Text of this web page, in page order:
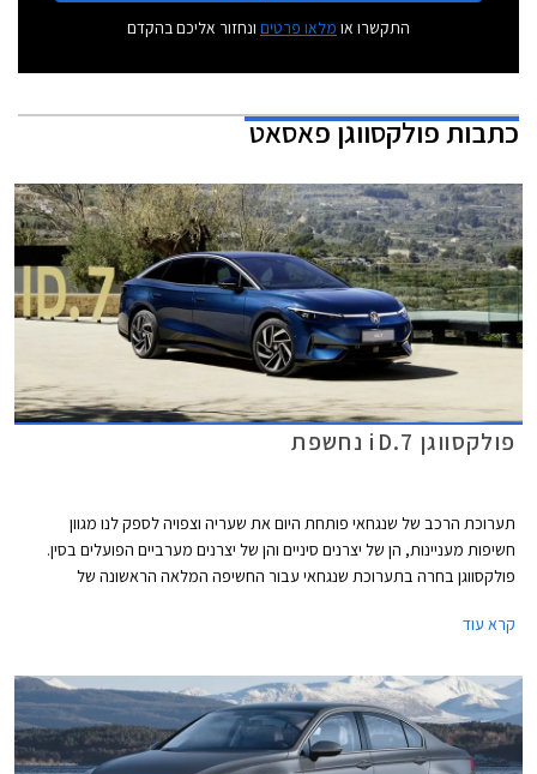
התקשרו או מלאו פרטים ונחזור אליכם בהקדם
כתבותפולקסווגן פאסאט
פולקסווגן iD.7 נחשפת
תערוכת הרכב של שנגחאי פותחת היום את שעריה וצפויה לספק לנו מגוון
חשיפות מעניינות, הן של יצרנים סיניים והן של יצרנים מערביים הפועלים בסין.
פולקסווגן בחרה בתערוכת שנגחאי עבור החשיפה המלאה הראשונה של
נהנתה שנים ארוכות מהיעדר תחרות אבל בתקופה האחרונה הצטרפו גם יונדאי
באירופה בימים אלה ומכוניות סיניות אחרות.
קרא עוד